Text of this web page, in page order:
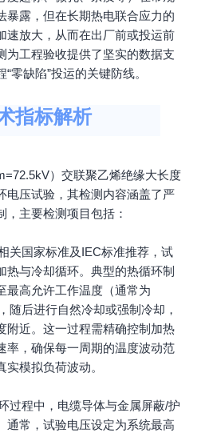
暴露，但在长期热电联合应力的
速放大，从而在出厂前或投运前
为工程验收提供了坚实的数据支
零缺陷”投运的关键防线。
指标解析
）交联聚乙烯绝缘大长度
电压试验，其检测内容涵盖了严
主要检测项目包括：
关国家标准及IEC标准推荐，试
热与冷却循环。典型的热循环制
最高允许工作温度（通常为
随后进行自然冷却或强制冷却，
附近。这一过程需精确控制加热
率，确保每一周期的温度波动范
模拟负荷波动。
过程中，电缆导体与金属屏蔽/护
通常，试验电压设定为系统最高